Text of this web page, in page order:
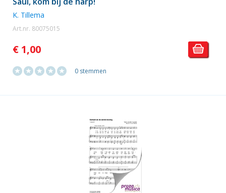
K. Tillema
Art.nr. 80075015
€ 1,00
0 stemmen